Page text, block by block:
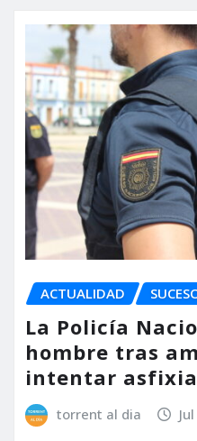
ACTUALIDAD
La Policía
hombre tras
intentar
torrent al dia